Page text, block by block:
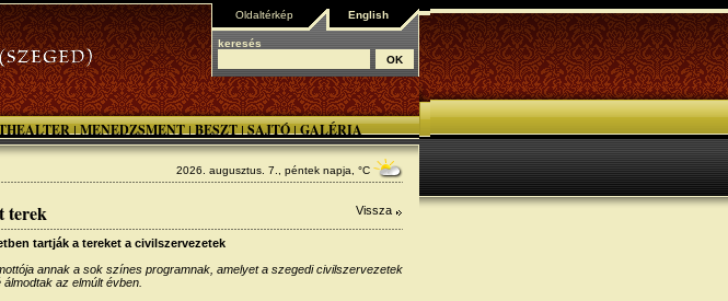
Oldaltérkép English
keresés
| MENEDZSMENT | BESZT | SAJTÓ | GALÉRIA
2026. augusztus. 7., péntek napja, °C
Vissza
terek
tartják a tereket a civilszervezetek
annak a sok színes programnak, amelyet a szegedi civilszervezetek
az elmúlt évben.